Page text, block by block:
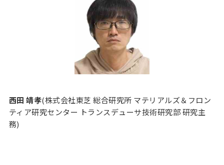
西田 靖孝(株式会社東芝 総合研究所 マテリアルズ＆フロン
ティア研究センター トランスデューサ技術研究部 研究主
務)